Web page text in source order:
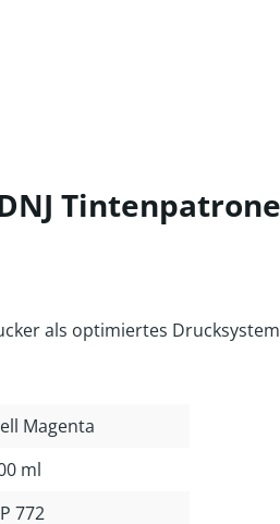
als optimiertes
Magenta
ml
772